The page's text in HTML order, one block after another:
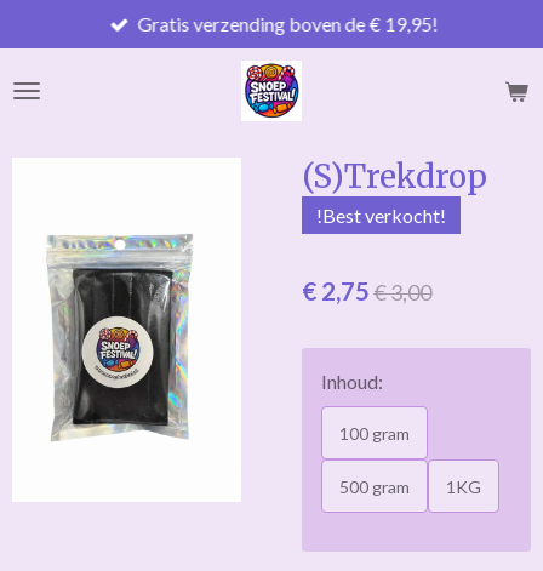
direct
naar
Gratis verzending boven de € 19,95!
(S)Trekdrop
!Best verkocht!
€ 2,75€ 3,00
Inhoud:
100 gram
500 gram 1KG